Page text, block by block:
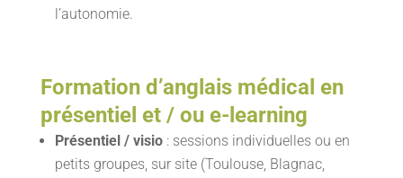
l’autonomie.
Formation d’anglais médical en
présentiel et / ou e-learning
Présentiel / visio: sessions individuelles ou en
petits groupes, sur site (Toulouse, Blagnac,